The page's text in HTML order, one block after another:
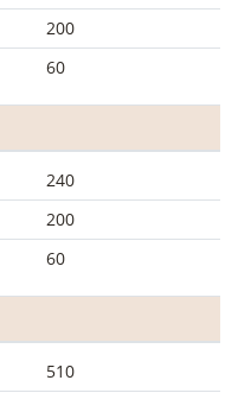
200
60
240
200
60
510